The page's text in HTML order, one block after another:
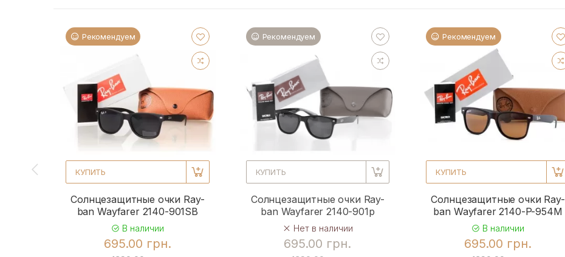
Рекомендуем
КУПИТЬ
Солнцезащитные очки Ray-
ban Wayfarer 2140-901SB
В наличии
695.00 грн.
Рекомендуем
КУПИТЬ
Солнцезащитные очки Ray-
ban Wayfarer 2140-901p
Нет в наличии
695.00 грн.
Рекомендуем
КУПИТЬ
Солнцезащитные очки Ray-
ban Wayfarer 2140-P-954M
В наличии
695.00 грн.